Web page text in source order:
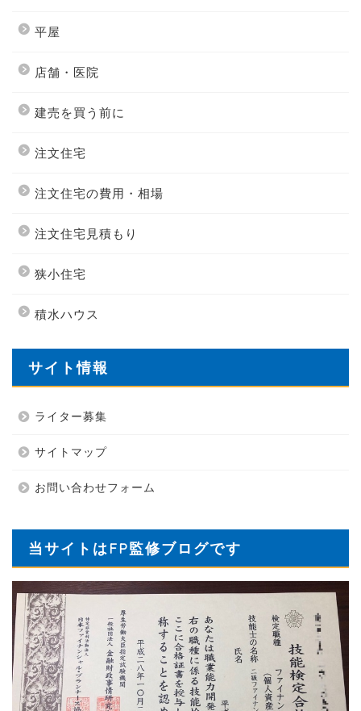
平屋
店舗・医院
建売を買う前に
注文住宅
注文住宅の費用・相場
注文住宅見積もり
狭小住宅
積水ハウス
サイト情報
ライター募集
サイトマップ
お問い合わせフォーム
当サイトはFP監修ブログです